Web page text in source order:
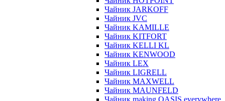
Чайник JARKOFF
Чайник JVC
Чайник KAMILLE
Чайник KITFORT
Чайник KELLI KL
Чайник KENWOOD
Чайник LEX
Чайник LIGRELL
Чайник MAXWELL
Чайник MAUNFELD
Чайник making OASIS everywhere